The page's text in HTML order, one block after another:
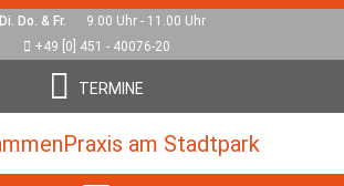
Di. Do. & Fr. 9.00 Uhr - 11.00 Uhr
+49 [0] 451 - 40076-20
TERMINE